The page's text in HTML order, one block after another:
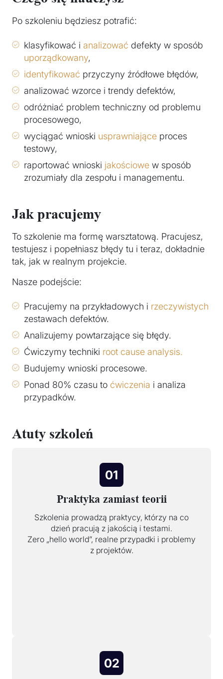
Po szkoleniu będziesz potrafić:
klasyfikować i analizować defekty w sposób
uporządkowany,
identyfikować przyczyny źródłowe błędów,
analizować wzorce i trendy defektów,
odróżniać problem techniczny od problemu
procesowego,
wyciągać wnioski usprawniające proces
testowy,
raportować wnioski jakościowe w sposób
zrozumiały dla zespołu i managementu.
Jak pracujemy
To szkolenie ma formę warsztatową. Pracujesz,
testujesz i popełniasz błędy tu i teraz, dokładnie
tak, jak w realnym projekcie.
Nasze podejście:
Pracujemy na przykładowych i rzeczywistych
zestawach defektów.
Analizujemy powtarzające się błędy.
Ćwiczymy techniki root cause analysis.
Budujemy wnioski procesowe.
Ponad 80% czasu to ćwiczenia i analiza
przypadków.
Atuty szkoleń
01
Praktyka zamiast teorii
Szkolenia prowadzą praktycy, którzy na co
dzień pracują z jakością i testami.
Zero „hello world”, realne przypadki i problemy
z projektów.
02